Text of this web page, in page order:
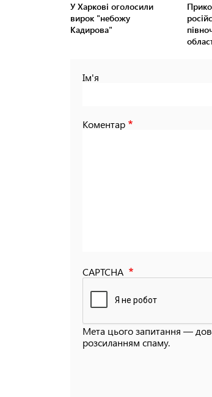
У Харкові оголосили
вирок "небожу
Кадирова"
Ім'я
Коментар
CAPTCHA
Мета цього запитання —
розсиланням спаму.